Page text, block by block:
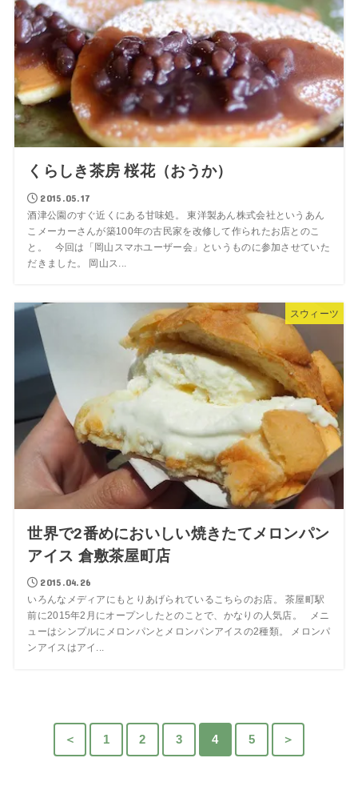
くらしき茶房 桜花（おうか）
2015.05.17
酒津公園のすぐ近くにある甘味処。 東洋製あん株式会社というあん
こメーカーさんが築100年の古民家を改修して作られたお店とのこ
と。 今回は「岡山スマホユーザー会」というものに参加させていた
だきました。 岡山ス...
スウィーツ
世界で2番めにおいしい焼きたてメロンパン
アイス 倉敷茶屋町店
2015.04.26
いろんなメディアにもとりあげられているこちらのお店。 茶屋町駅
前に2015年2月にオープンしたとのことで、かなりの人気店。 メニ
ューはシンプルにメロンパンとメロンパンアイスの2種類。 メロンパ
ンアイスはアイ...
＜ 1 2 3 4 5 ＞